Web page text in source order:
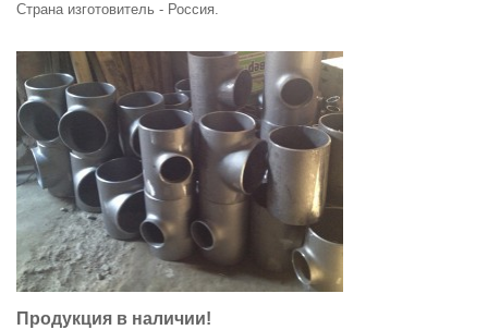
Страна изготовитель - Россия.
Продукция в наличии!